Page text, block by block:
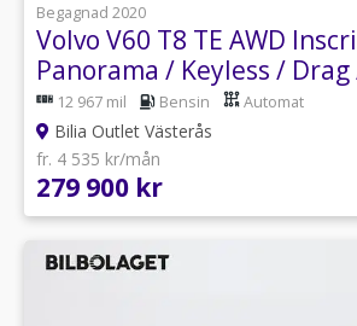
Begagnad 2020
Volvo V60 T8 TE AWD
Panorama / Keyless /
12 967 mil Bensin Automat
Bilia Outlet Västerås
fr. 4 535 kr/mån
279 900 kr